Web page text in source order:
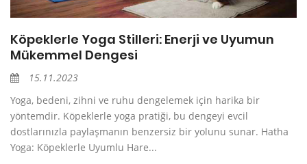
Köpeklerle Yoga Stilleri: Enerji ve Uyumun
Mükemmel Dengesi
15.11.2023
Yoga, bedeni, zihni ve ruhu dengelemek için harika bir
yöntemdir. Köpeklerle yoga pratiği, bu dengeyi evcil
dostlarınızla paylaşmanın benzersiz bir yolunu sunar. Hatha
Yoga: Köpeklerle Uyumlu Hare...